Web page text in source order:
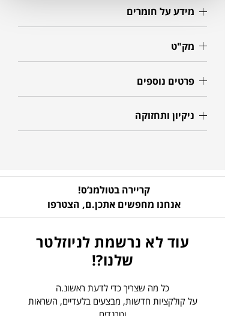
מידע על חומרים
מק"ט
פרטים נוספים
ניקיון ותחזוקה
קריירה בטולמנ’ס!
אנחנו מחפשים אתכן.ם, הצטרפו
עוד לא נרשמת לניוזלטר
שלנו?!
כל מה שצריך כדי לדעת ראשונ.ה
על קולקציות חדשות, מבצעים בלעדיים, השראות